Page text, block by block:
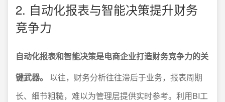
2. 自动化报表与智能决策提升财务
竞争力
自动化报表和智能决策是电商企业打造财务竞争力的关
键武器。
以往，财务分析往往滞后于业务，报表周期
长、细节粗糙，难以为管理层提供实时参考。利用BI工